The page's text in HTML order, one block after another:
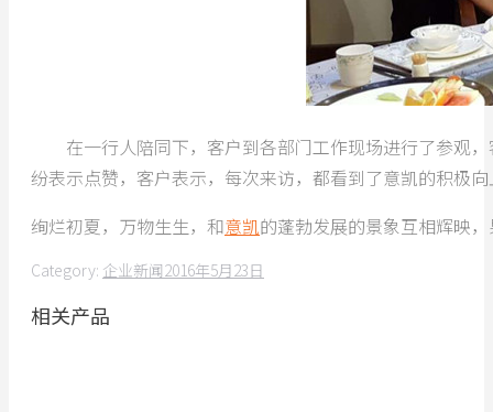
在一行人陪同下，客户到各部门工作现场进行了参观，
纷表示点赞，客户表示，每次来访，都看到了意凯的积极
绚烂初夏，万物生生，和意凯的蓬勃发展的景象互相辉映
Category: 企业新闻2016年5月23日
相关产品